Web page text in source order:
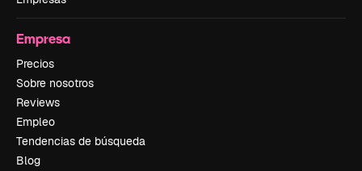
Empresa
Precios
Sobre nosotros
Reviews
Empleo
Tendencias de búsqueda
Blog